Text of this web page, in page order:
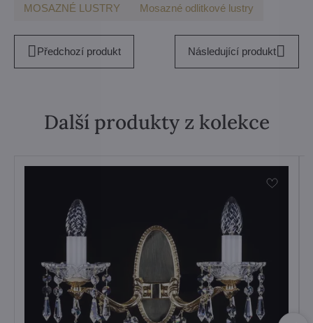
MOSAZNÉ LUSTRY Mosazné odlitkové lustry
Předchozí produkt Následující produkt
Další produkty z kolekce